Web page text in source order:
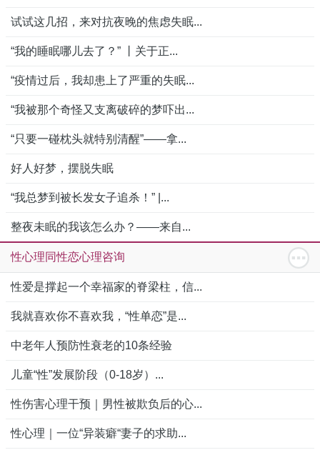
试试这几招，来对抗夜晚的焦虑失眠...
“我的睡眠哪儿去了？” 丨关于正...
“疫情过后，我却患上了严重的失眠...
“我被那个奇怪又支离破碎的梦吓出...
“只要一碰枕头就特别清醒”——拿...
好人好梦，摆脱失眠
“我总梦到被长发女子追杀！” |...
整夜未眠的我该怎么办？——来自...
性心理同性恋心理咨询
性爱是撑起一个幸福家的脊梁柱，信...
我就喜欢你不喜欢我，“性单恋”是...
中老年人预防性衰老的10条经验
儿童“性”发展阶段（0-18岁）...
性伤害心理干预｜男性被欺负后的心...
性心理｜一位“异装癖“妻子的求助...